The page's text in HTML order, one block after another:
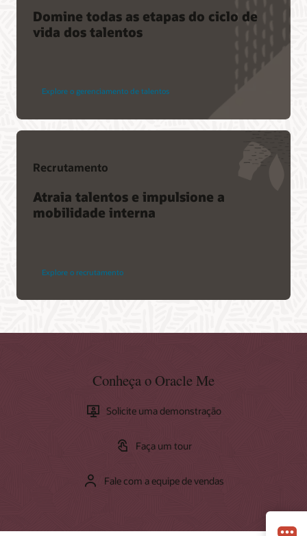
Domine todas as etapas do ciclo de
vida dos talentos
Explore o gerenciamento de talentos
Recrutamento
Atraia talentos e impulsione a
mobilidade interna
Explore o recrutamento
Conheça o Oracle Me
Solicite uma demonstração
Faça um tour
Fale com a equipe de vendas